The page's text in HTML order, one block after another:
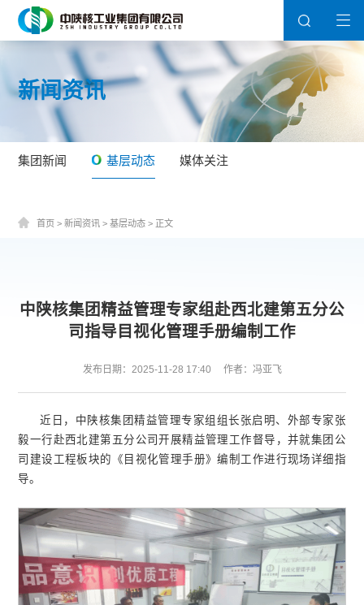
新闻资讯
集团新闻 基层动态 媒体关注
首页> 新闻资讯> 基层动态> 正文
中陕核集团精益管理专家组赴西北建第五分公
司指导目视化管理手册编制工作
发布日期：2025-11-28 17:40 作者：冯亚飞
近日，中陕核集团精益管理专家组组长张启明、外部专家张
毅一行赴西北建第五分公司开展精益管理工作督导，并就集团公
司建设工程板块的《目视化管理手册》编制工作进行现场详细指
导。